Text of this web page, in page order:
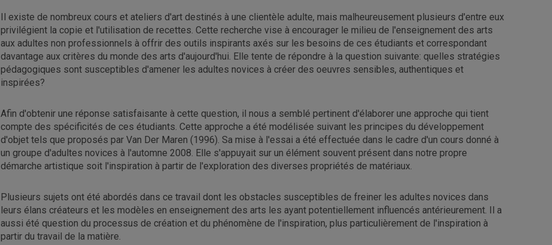
Il existe de nombreux cours et ateliers d'art destinés à une clientèle adulte, mais malheureusement plusieurs d'entre eux
privilégient la copie et l'utilisation de recettes. Cette recherche vise à encourager le milieu de l'enseignement des arts
aux adultes non professionnels à offrir des outils inspirants axés sur les besoins de ces étudiants et correspondant
davantage aux critères du monde des arts d'aujourd'hui. Elle tente de répondre à la question suivante: quelles stratégies
pédagogiques sont susceptibles d'amener les adultes novices à créer des oeuvres sensibles, authentiques et
inspirées?
Afin d'obtenir une réponse satisfaisante à cette question, il nous a semblé pertinent d'élaborer une approche qui tient
compte des spécificités de ces étudiants. Cette approche a été modélisée suivant les principes du développement
d'objet tels que proposés par Van Der Maren (1996). Sa mise à l'essai a été effectuée dans le cadre d'un cours donné à
un groupe d'adultes novices à l'automne 2008. Elle s'appuyait sur un élément souvent présent dans notre propre
démarche artistique soit l'inspiration à partir de l'exploration des diverses propriétés de matériaux.
Plusieurs sujets ont été abordés dans ce travail dont les obstacles susceptibles de freiner les adultes novices dans
leurs élans créateurs et les modèles en enseignement des arts les ayant potentiellement influencés antérieurement. Il a
aussi été question du processus de création et du phénomène de l'inspiration, plus particulièrement de l'inspiration à
partir du travail de la matière.